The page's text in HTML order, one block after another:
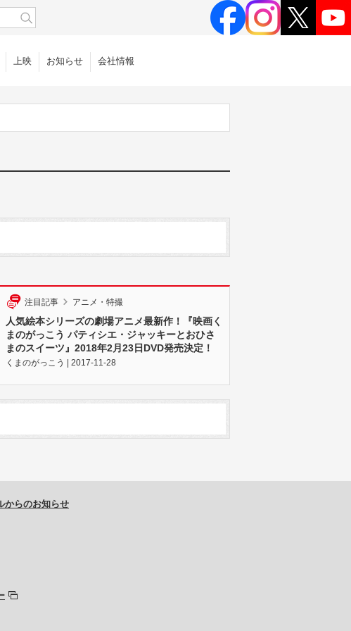
上映 お知らせ 会社情報
注目記事 アニメ・特撮
人気絵本シリーズの劇場アニメ最新作！『映画く
まのがっこう パティシエ・ジャッキーとおひさ
まのスイーツ』2018年2月23日DVD発売決定！
くまのがっこう | 2017-11-28
からのお知らせ